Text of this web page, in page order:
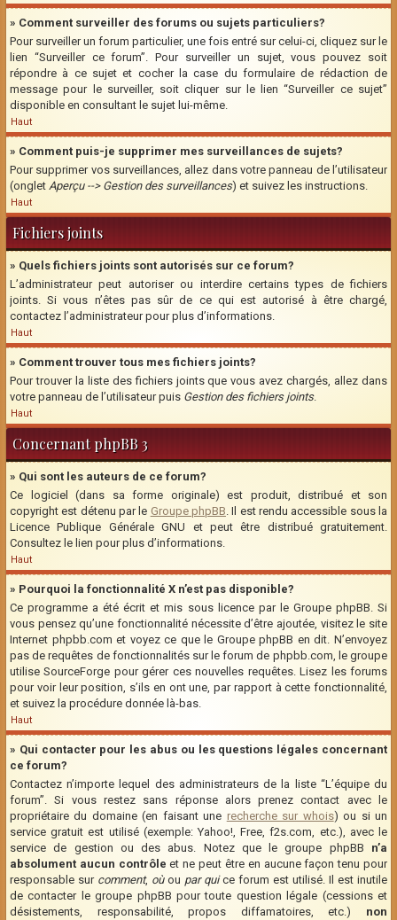
» Comment surveiller des forums ou sujets particuliers?
Pour surveiller un forum particulier, une fois entré sur celui-ci, cliquez sur le
lien “Surveiller ce forum”. Pour surveiller un sujet, vous pouvez soit
répondre à ce sujet et cocher la case du formulaire de rédaction de
message pour le surveiller, soit cliquer sur le lien “Surveiller ce sujet”
disponible en consultant le sujet lui-même.
Haut
» Comment puis-je supprimer mes surveillances de sujets?
Pour supprimer vos surveillances, allez dans votre panneau de l’utilisateur
(onglet Aperçu --> Gestion des surveillances) et suivez les instructions.
Haut
Fichiers joints
» Quels fichiers joints sont autorisés sur ce forum?
L’administrateur peut autoriser ou interdire certains types de fichiers
joints. Si vous n’êtes pas sûr de ce qui est autorisé à être chargé,
contactez l’administrateur pour plus d’informations.
Haut
» Comment trouver tous mes fichiers joints?
Pour trouver la liste des fichiers joints que vous avez chargés, allez dans
votre panneau de l’utilisateur puis Gestion des fichiers joints.
Haut
Concernant phpBB 3
» Qui sont les auteurs de ce forum?
Ce logiciel (dans sa forme originale) est produit, distribué et son
copyright est détenu par le Groupe phpBB. Il est rendu accessible sous la
Licence Publique Générale GNU et peut être distribué gratuitement.
Consultez le lien pour plus d’informations.
Haut
» Pourquoi la fonctionnalité X n’est pas disponible?
Ce programme a été écrit et mis sous licence par le Groupe phpBB. Si
vous pensez qu’une fonctionnalité nécessite d’être ajoutée, visitez le site
Internet phpbb.com et voyez ce que le Groupe phpBB en dit. N’envoyez
pas de requêtes de fonctionnalités sur le forum de phpbb.com, le groupe
utilise SourceForge pour gérer ces nouvelles requêtes. Lisez les forums
pour voir leur position, s’ils en ont une, par rapport à cette fonctionnalité,
et suivez la procédure donnée là-bas.
Haut
» Qui contacter pour les abus ou les questions légales concernant
ce forum?
Contactez n’importe lequel des administrateurs de la liste “L’équipe du
forum”. Si vous restez sans réponse alors prenez contact avec le
propriétaire du domaine (en faisant une recherche sur whois) ou si un
service gratuit est utilisé (exemple: Yahoo!, Free, f2s.com, etc.), avec le
service de gestion ou des abus. Notez que le groupe phpBB n’a
absolument aucun contrôle et ne peut être en aucune façon tenu pour
responsable sur comment, oùou par quice forum est utilisé. Il est inutile
de contacter le groupe phpBB pour toute question légale (cessions et
désistements, responsabilité, propos diffamatoires, etc.) non